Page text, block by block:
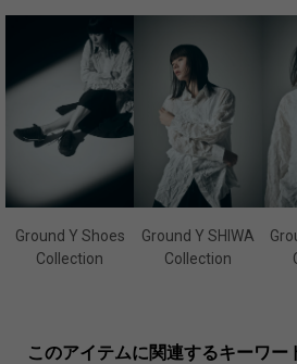
Ground Y Shoes
Collection
Ground Y SHIWA
Collection
このアイテムに関連するキーワー